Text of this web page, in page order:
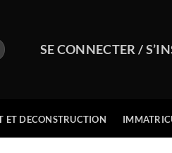
SE CONNECTER /
ET DECONSTRUCTION